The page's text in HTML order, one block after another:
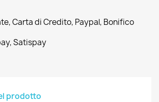
Carta di Credito, Paypal, Bonifico
Satispay
prodotto